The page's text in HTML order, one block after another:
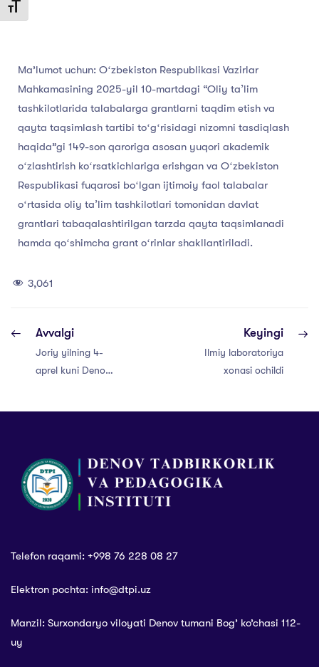
Toggle Font size
Ma’lumot uchun: Oʻzbekiston Respublikasi Vazirlar
Mahkamasining 2025-yil 10-martdagi “Oliy taʼlim
tashkilotlarida talabalarga grantlarni taqdim etish va
qayta taqsimlash tartibi toʻgʻrisidagi nizomni tasdiqlash
haqida”gi 149-son qaroriga asosan yuqori akademik
oʻzlashtirish koʻrsatkichlariga erishgan va Oʻzbekiston
Respublikasi fuqarosi boʻlgan ijtimoiy faol talabalar
oʻrtasida oliy taʼlim tashkilotlari tomonidan davlat
grantlari tabaqalashtirilgan tarzda qayta taqsimlanadi
hamda qoʻshimcha grant oʻrinlar shakllantiriladi.
3,061
Avvalgi
Joriy yilning 4-
aprel kuni Denov
innovatsiyalar
vazirligi ishchi
guruhi tashrif
buyurdi.
Keyingi
Ilmiy laboratoriya
xonasi ochildi
Telefon raqami: +998 76 228 08 27
Elektron pochta: info@dtpi.uz
Manzil: Surxondaryo viloyati Denov tumani Bog’ ko’chasi 112-
uy